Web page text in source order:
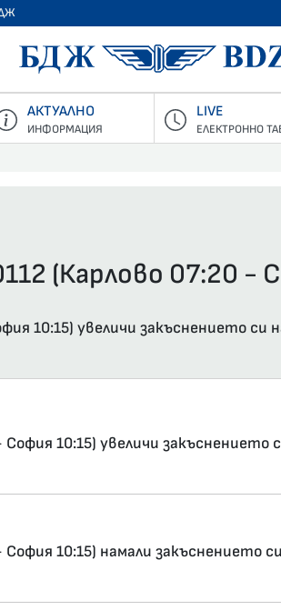
АКТУАЛНО
ИНФОРМАЦИЯ
LIVE
ЕЛЕКТРОННО
(Карлово 07:20 -
10:15) увеличи закъснението си
10:15) увеличи закъснението
10:15) намали закъснението